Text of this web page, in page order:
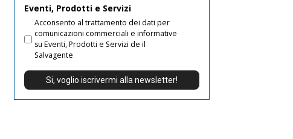
Eventi, Prodotti e Servizi
Acconsento al trattamento dei dati per
comunicazioni commerciali e informative
su Eventi, Prodotti e Servizi de il
Salvagente